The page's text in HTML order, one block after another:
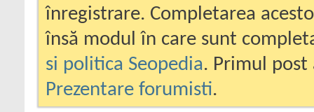
înregistrare. Completarea
însă modul în care sunt
si politica Seopedia. Primul
Prezentare forumisti.